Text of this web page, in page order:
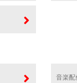
音楽配